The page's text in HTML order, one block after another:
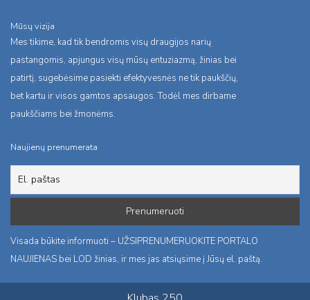
Mūsų vizija
Mes tikime, kad tik bendromis visų draugijos narių
pastangomis, apjungus visų mūsų entuziazmą, žinias bei
patirtį, sugebėsime pasiekti efektyvesnės ne tik paukščių,
bet kartu ir visos gamtos apsaugos. Todėl mes dirbame
paukščiams bei žmonėms.
Naujienų prenumerata
Visada būkite informuoti – UŽSIPRENUMERUOKITE PORTALO
NAUJIENAS bei LOD žinias, ir mes jas atsiųsime į Jūsų el. paštą.